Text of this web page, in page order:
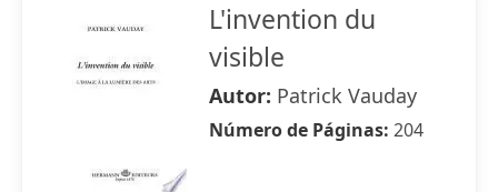
L'invention du
visible
Autor: Patrick Vauday
Número de Páginas: 204